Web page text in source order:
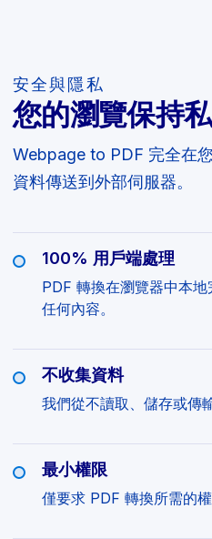
安全與隱私
您的瀏覽保持私
Webpage to PDF 完全在
資料傳送到外部伺服器。
100% 用戶端處理
PDF 轉換在瀏覽器中本
任何內容。
不收集資料
我們從不讀取、儲存或傳
最小權限
僅要求 PDF 轉換所需的